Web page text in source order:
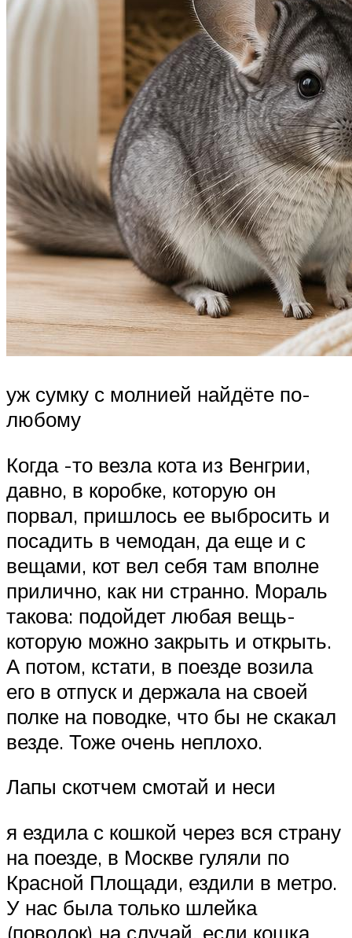
уж сумку с молнией найдёте по-
любому
Когда -то везла кота из Венгрии,
давно, в коробке, которую он
порвал, пришлось ее выбросить и
посадить в чемодан, да еще и с
вещами, кот вел себя там вполне
прилично, как ни странно. Мораль
такова: подойдет любая вещь-
которую можно закрыть и открыть.
А потом, кстати, в поезде возила
его в отпуск и держала на своей
полке на поводке, что бы не скакал
везде. Тоже очень неплохо.
Лапы скотчем смотай и неси
я ездила с кошкой через вся страну
на поезде, в Москве гуляли по
Красной Площади, ездили в метро.
У нас была только шлейка
(поводок) на случай, если кошка